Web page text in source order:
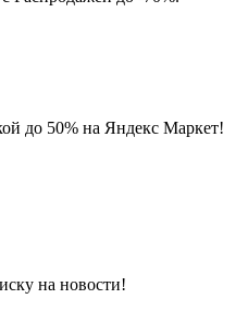
до 50% на Яндекс Маркет!
на новости!